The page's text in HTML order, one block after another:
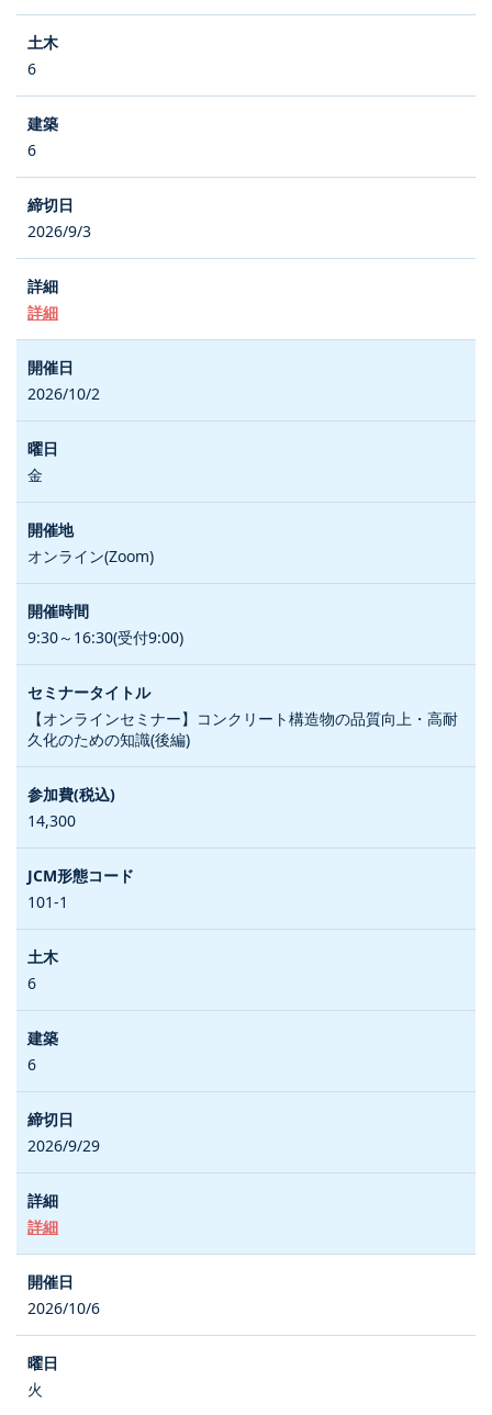
6
6
2026/9/3
詳細
2026/10/2
金
オンライン(Zoom)
9:30～16:30(受付9:00)
【オンラインセミナー】コンクリート構造物の品質向上・高耐
久化のための知識(後編)
14,300
101-1
6
6
2026/9/29
詳細
2026/10/6
火